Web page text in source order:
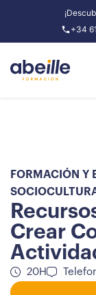
+34
FORMACIÓN Y
Crear
20H